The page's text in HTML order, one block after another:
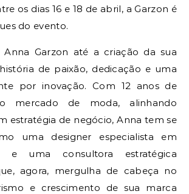
os dias 16 e 18 de abril, a Garzon é
do evento.
Garzon até a criação da sua
de paixão, dedicação e uma
por inovação. Com 12 anos de
mercado de moda, alinhando
estratégia de negócio, Anna tem se
uma designer especialista em
e uma consultora estratégica
agora, mergulha de cabeça no
e crescimento de sua marca